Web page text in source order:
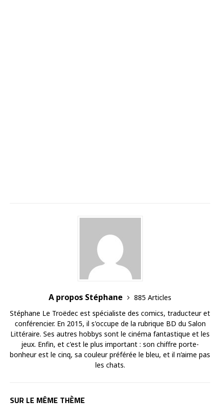
A propos Stéphane
885 Articles
Stéphane Le Troëdec est spécialiste des comics, traducteur et
conférencier. En 2015, il s'occupe de la rubrique BD du Salon
Littéraire. Ses autres hobbys sont le cinéma fantastique et les
jeux. Enfin, et c'est le plus important : son chiffre porte-
bonheur est le cinq, sa couleur préférée le bleu, et il n’aime pas
les chats.
SUR LE MÊME THÈME